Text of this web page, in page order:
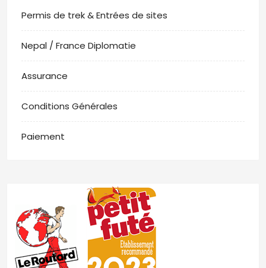
Permis de trek & Entrées de sites
Nepal / France Diplomatie
Assurance
Conditions Générales
Paiement